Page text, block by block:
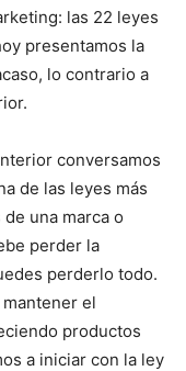
las 22 leyes
presentamos la
lo contrario a
conversamos
de las leyes más
una marca o
perder la
perderlo todo.
el
productos
a iniciar con la ley